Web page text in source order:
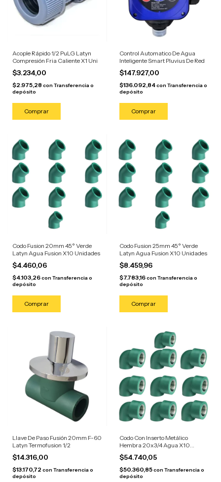
Acople Rápido 1/2 PuLG Latyn
Compresión Fria Caliente X1 Uni
$3.234,00
$2.975,28 con Transferencia o
depósito
Control Automatico De Agua
Inteligente Smart Pluvius De Red
$147.927,00
$136.092,84con Transferencia o
depósito
Codo Fusion 20mm 45° Verde
Latyn Agua Fusion X10 Unidades
$4.460,06
$4.103,26con Transferencia o
depósito
Codo Fusion 25mm 45° Verde
Latyn Agua Fusion X10 Unidades
$8.459,96
$7.783,16con Transferencia o
depósito
Llave De Paso Fusión 20mm F-60
Latyn Termofusion 1/2
$14.316,00
$13.170,72 con Transferencia o
depósito
Codo Con Inserto Metálico
Hembra 20x3/4 Agua X10
Unidades
$54.740,05
$50.360,85con Transferencia o
depósito